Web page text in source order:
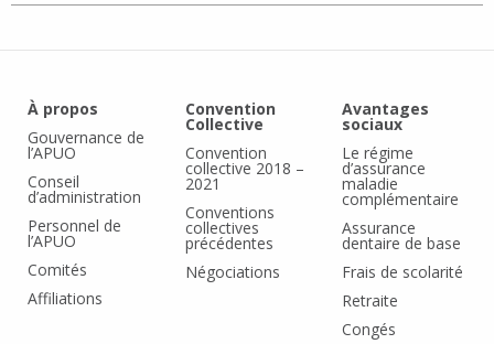
À propos
Gouvernance de
l’APUO
Conseil
d’administration
Personnel de
l’APUO
Comités
Affiliations
Convention
Collective
Convention
collective 2018 –
2021
Conventions
collectives
précédentes
Négociations
Avantages
sociaux
Le régime
d’assurance
maladie
complémentaire
Assurance
dentaire de base
Frais de scolarité
Retraite
Congés